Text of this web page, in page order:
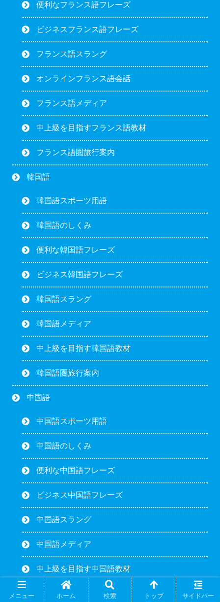
便利なフランス語フレーズ
ビジネスフランス語フレーズ
フランス語スラング
オンラインフランス語会話
フランス語メディア
中上級を目指すフランス語教材
フランス語圏旅行案内
韓国語
韓国語スポーツ用語
韓国語のしくみ
便利な韓国語フレーズ
ビジネス韓国語フレーズ
韓国語スラング
韓国語メディア
中上級を目指す韓国語教材
韓国語圏旅行案内
中国語
中国語スポーツ用語
中国語のしくみ
便利な中国語フレーズ
ビジネス中国語フレーズ
中国語スラング
中国語メディア
中上級を目指す中国語教材
中国語圏旅行案内
メニュー ホーム 検索 トップ サイドバー